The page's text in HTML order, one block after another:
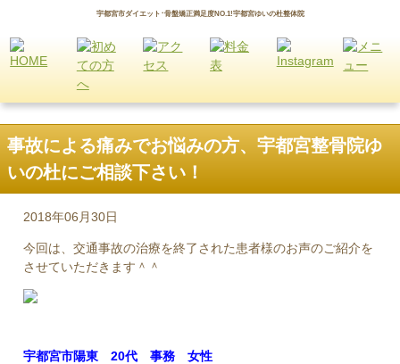
宇都宮市ダイエット･骨盤矯正満足度NO.1!宇都宮ゆいの杜整体院
事故による痛みでお悩みの方、宇都宮整骨院ゆ
いの杜にご相談下さい！
2018年06月30日
今回は、交通事故の治療を終了された患者様のお声のご紹介を
させていただきます＾＾
宇都宮市陽東 20代 事務 女性